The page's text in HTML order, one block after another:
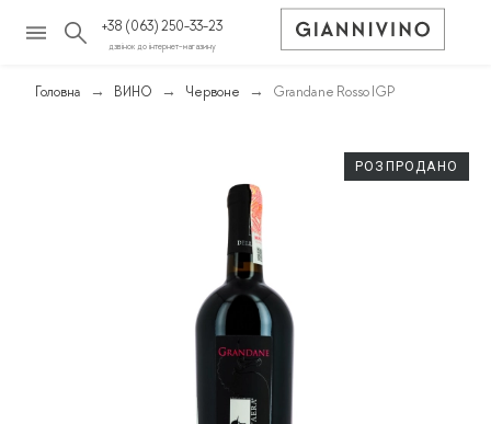
+38 (063) 250-33-23
дзвінок до інтернет-магазину
Головна ВИНО Червоне Grandane Rosso IGP
РОЗПРОДАНО